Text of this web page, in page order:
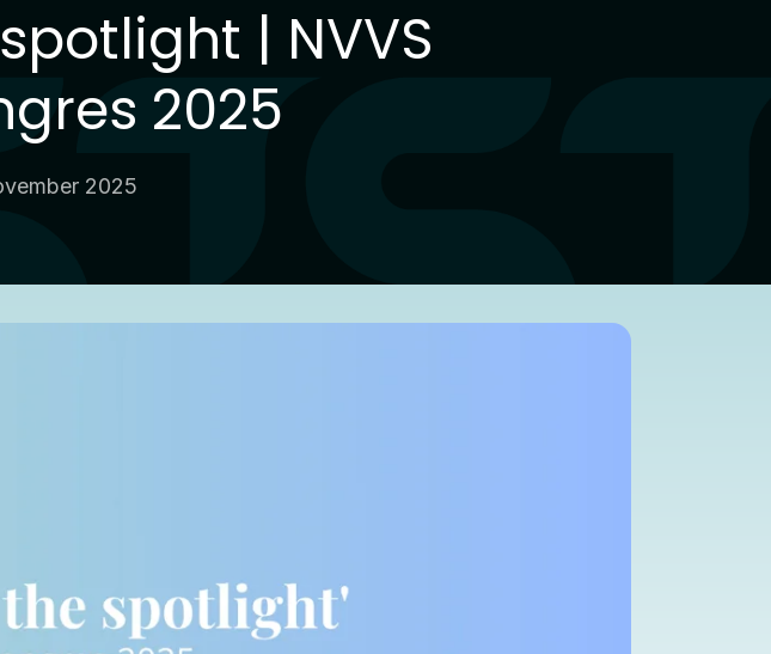
| NVVS
2025
2025